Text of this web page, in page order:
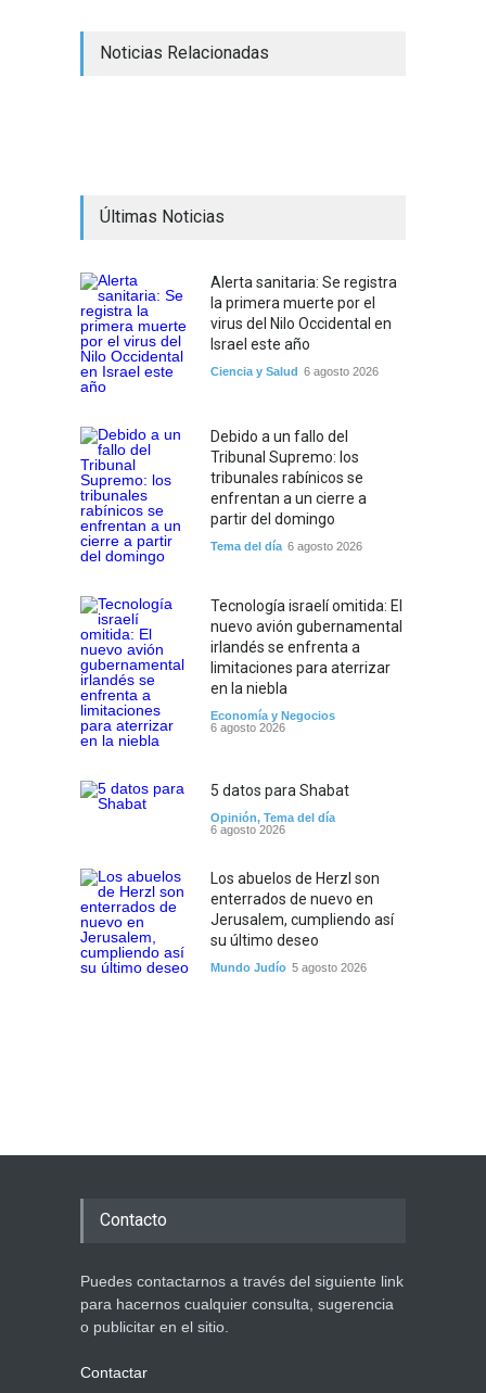
Noticias Relacionadas
Últimas Noticias
Alerta sanitaria: Se registra
la primera muerte por el
virus del Nilo Occidental en
Israel este año
Ciencia y Salud 6 agosto 2026
Debido a un fallo del
Tribunal Supremo: los
tribunales rabínicos se
enfrentan a un cierre a
partir del domingo
Tema del día 6 agosto 2026
Tecnología israelí omitida: El
nuevo avión gubernamental
irlandés se enfrenta a
limitaciones para aterrizar
en la niebla
Economía y Negocios
6 agosto 2026
5 datos para Shabat
Opinión, Tema del día
6 agosto 2026
Los abuelos de Herzl son
enterrados de nuevo en
Jerusalem, cumpliendo así
su último deseo
Mundo Judío 5 agosto 2026
Contacto
Puedes contactarnos a través del siguiente link
para hacernos cualquier consulta, sugerencia
o publicitar en el sitio.
Contactar